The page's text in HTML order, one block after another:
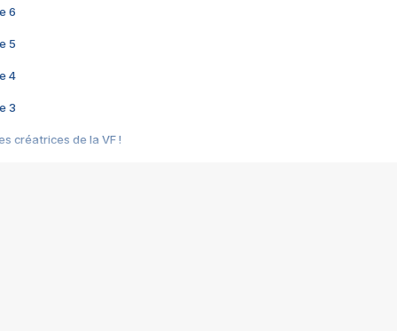
6
5
4
3
créatrices de la VF !